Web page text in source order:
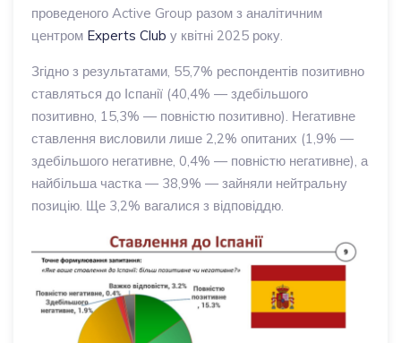
проведеного Active Group разом з аналітичним
центром Experts Club у квітні 2025 року.
Згідно з результатами, 55,7% респондентів позитивно
ставляться до Іспанії (40,4% — здебільшого
позитивно, 15,3% — повністю позитивно). Негативне
ставлення висловили лише 2,2% опитаних (1,9% —
здебільшого негативне, 0,4% — повністю негативне), а
найбільша частка — 38,9% — зайняли нейтральну
позицію. Ще 3,2% вагалися з відповіддю.